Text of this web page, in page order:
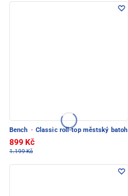
Bench · Classic roll-top městský batoh
899 Kč
1.199 Kč